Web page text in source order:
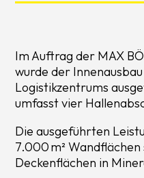
Im Auftrag der MAX
wurde der
Logistikzentrums
umfasst vier
Die ausgeführten
7.000 m² Wandflächen
Deckenflächen in